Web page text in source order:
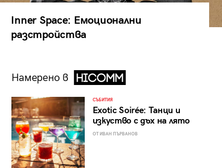
Inner Space: Емоционални
разстройства
Намерено в
СЪБИТИЯ
Exotic Soirée: Танци и
изкуство с дъх на лято
ОТ ИВАН ПЪРВАНОВ